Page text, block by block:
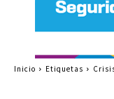
Inicio Etiquetas